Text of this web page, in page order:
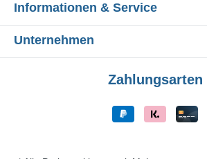
Informationen & Service
Unternehmen
Zahlungsarten